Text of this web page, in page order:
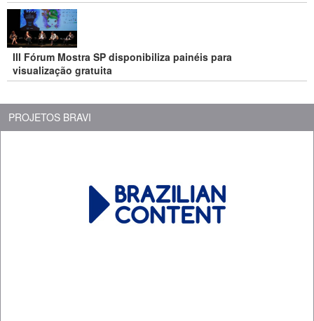
III Fórum Mostra SP disponibiliza painéis para
visualização gratuita
PROJETOS BRAVI